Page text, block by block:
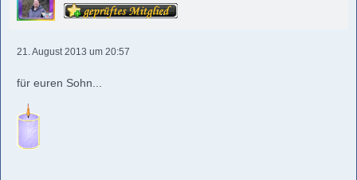
21. August 2013 um 20:57
für euren Sohn...